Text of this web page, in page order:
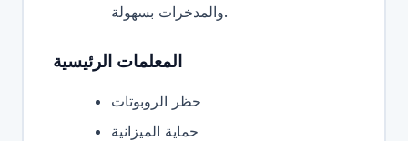
والمدخرات بسهولة.
المعلمات الرئيسية
حظر الروبوتات
حماية الميزانية